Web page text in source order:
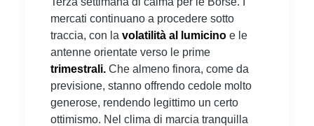
mercati continuano a procedere sotto
traccia, con la volatilità al lumicino e le
antenne orientate verso le prime
trimestrali. Che almeno finora, come da
previsione, stanno offrendo cedole molto
generose, rendendo legittimo un certo
ottimismo. Nel clima di marcia tranquilla